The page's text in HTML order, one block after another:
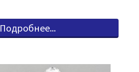
Подробнее...